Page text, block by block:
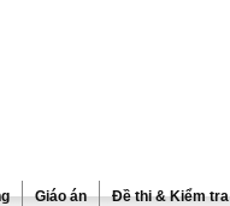
Giáo án Đề thi & Kiểm tra